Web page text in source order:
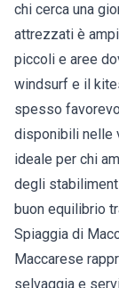
chi cerca una
attrezzati è
piccoli e aree
windsurf e il
spesso
disponibili nelle
ideale per chi
degli
buon equilibrio
Spiaggia di
Maccarese
selvaggia e